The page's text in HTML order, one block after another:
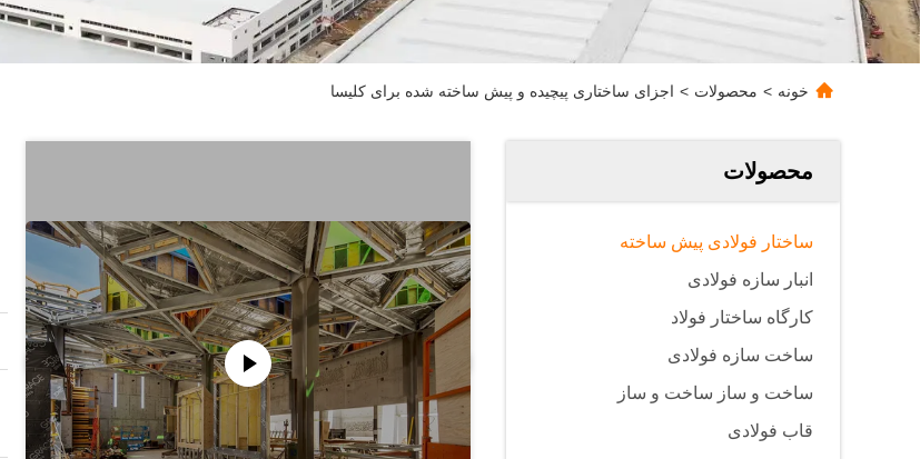
خونه > محصولات > اجزای ساختاری پیچیده و پیش ساخته شده برای کلیسا
محصولات
ساختار فولادی پیش ساخته
انبار سازه فولادی
کارگاه ساختار فولاد
ساخت سازه فولادی
ساخت و ساز ساخت و ساز
قاب فولادی